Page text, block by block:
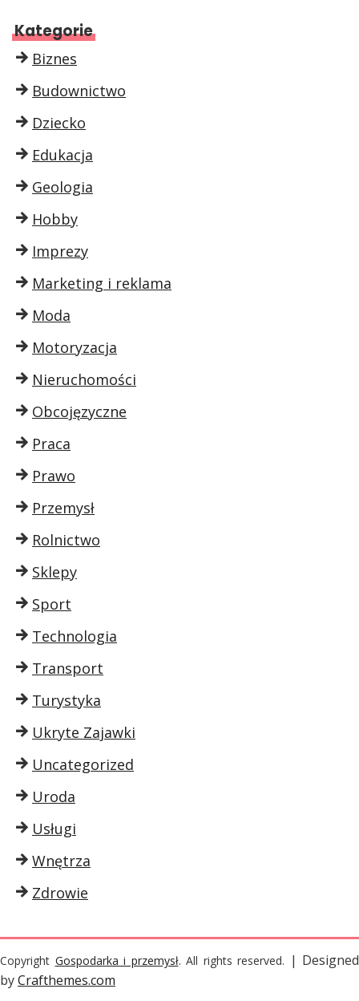
Kategorie
Biznes
Budownictwo
Dziecko
Edukacja
Geologia
Hobby
Imprezy
Marketing i reklama
Moda
Motoryzacja
Nieruchomości
Obcojęzyczne
Praca
Prawo
Przemysł
Rolnictwo
Sklepy
Sport
Technologia
Transport
Turystyka
Ukryte Zajawki
Uncategorized
Uroda
Usługi
Wnętrza
Zdrowie
Copyright Gospodarka i przemysł. All rights reserved. | Designed
byCrafthemes.com